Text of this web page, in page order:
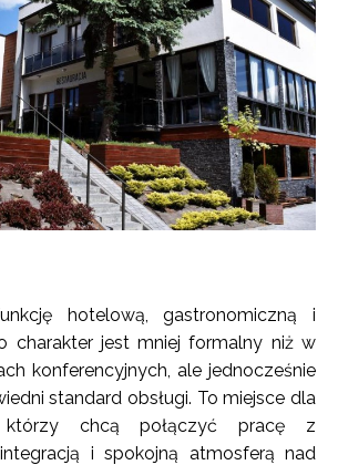
hotelową, gastronomiczną i
charakter jest mniej formalny niż w
konferencyjnych, ale jednocześnie
standard obsługi. To miejsce dla
którzy chcą połączyć pracę z
i spokojną atmosferą nad